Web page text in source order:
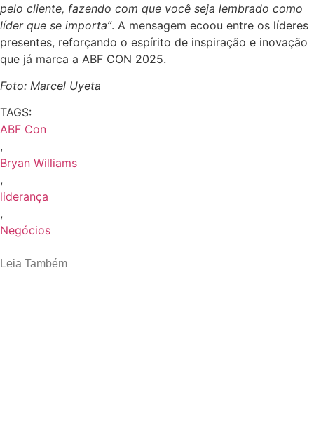
pelo cliente, fazendo com que você seja lembrado como
líder que se importa”. A mensagem ecoou entre os líderes
presentes, reforçando o espírito de inspiração e inovação
que já marca a ABF CON 2025.
Foto: Marcel Uyeta
TAGS:
ABF Con
,
Bryan Williams
,
liderança
,
Negócios
Leia Também